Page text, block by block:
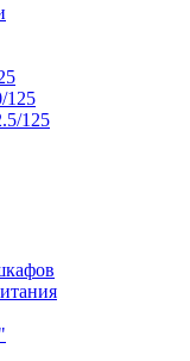
125
125